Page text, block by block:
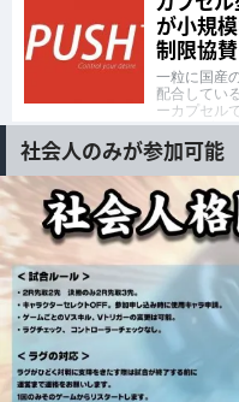
社会人のみが参加可能